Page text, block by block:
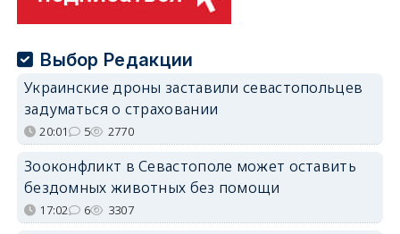
Выбор Редакции
Украинские дроны заставили севастопольцев
задуматься о страховании
20:01 5 2770
Зооконфликт в Севастополе может оставить
бездомных животных без помощи
17:02 6 3307